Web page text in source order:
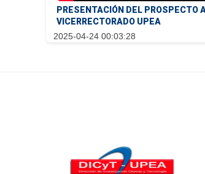
PRESENTACIÓN DEL PROSPECTO
VICERRECTORADO UPEA
2025-04-24 00:03:28